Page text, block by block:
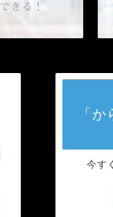
「
今す